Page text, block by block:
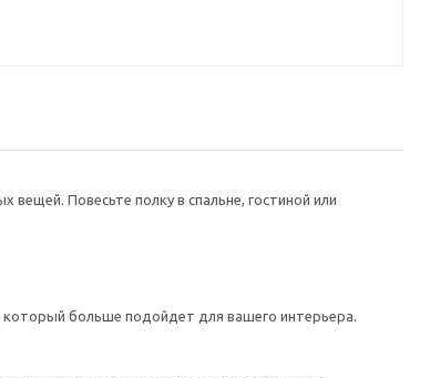
Повесьте полку в спальне, гостиной или
больше подойдет для вашего интерьера.